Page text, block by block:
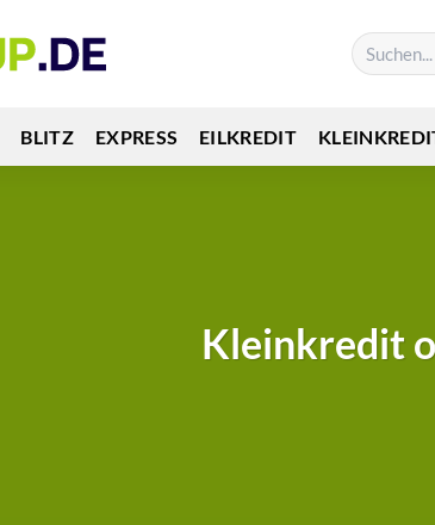
BLITZ EXPRESS EILKREDIT
Kleinkredit